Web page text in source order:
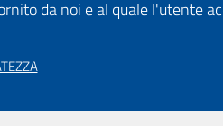
da noi e al quale l'utente